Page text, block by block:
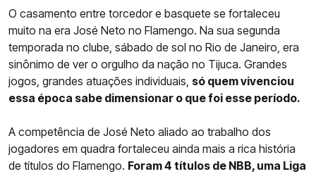
O casamento entre torcedor e basquete se fortaleceu
muito na era José Neto no Flamengo. Na sua segunda
temporada no clube, sábado de sol no Rio de Janeiro, era
sinônimo de ver o orgulho da nação no Tijuca. Grandes
jogos, grandes atuações individuais, só quem vivenciou
essa época sabe dimensionar o que foi esse período.
A competência de José Neto aliado ao trabalho dos
jogadores em quadra fortaleceu ainda mais a rica história
de títulos do Flamengo. Foram 4 títulos de NBB, uma Liga